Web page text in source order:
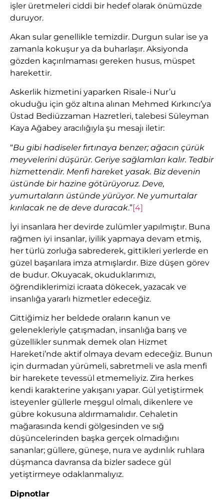
işler üretmeleri ciddi bir hedef olarak önümüzde
duruyor.
Akan sular genellikle temizdir. Durgun sular ise ya
zamanla kokuşur ya da buharlaşır. Aksiyonda
gözden kaçırılmaması gereken husus, müspet
harekettir.
Askerlik hizmetini yaparken Risale-i Nur’u
okuduğu için göz altına alınan Mehmed Kırkıncı’ya
Üstad Bediüzzaman Hazretleri, talebesi Süleyman
Kaya Ağabey aracılığıyla şu mesajı iletir:
“Bu gibi hadiseler fırtınaya benzer; ağacın çürük
meyvelerini düşürür. Geriye sağlamları kalır. Tedbir
hizmettendir. Menfi hareket yasak. Biz devenin
üstünde bir hazine götürüyoruz. Deve,
yumurtaların üstünde yürüyor. Ne yumurtalar
kırılacak ne de deve duracak.”[4]
İyi insanlara her devirde zulümler yapılmıştır. Buna
rağmen iyi insanlar, iyilik yapmaya devam etmiş,
her türlü zorluğa sabrederek, gittikleri yerlerde en
güzel başarılara imza atmışlardır. Bize düşen görev
de budur. Okuyacak, okuduklarımızı,
öğrendiklerimizi icraata dökecek, yazacak ve
insanlığa yararlı hizmetler edeceğiz.
Gittiğimiz her beldede oraların kanun ve
gelenekleriyle çatışmadan, insanlığa barış ve
güzellikler sunmak demek olan Hizmet
Hareketi’nde aktif olmaya devam edeceğiz. Bunun
için durmadan yürümeli, sabretmeli ve asla menfi
bir harekete tevessül etmemeliyiz. Zira herkes
kendi karakterine yakışanı yapar. Gül yetiştirmek
isteyenler güllerle meşgul olmalı, dikenlere ve
gübre kokusuna aldırmamalıdır. Cehaletin
mağarasında kendi gölgesinden ve sığ
düşüncelerinden başka gerçek olmadığını
sananlar; güllere, güneşe, nura ve aydınlık ruhlara
düşmanca davransa da bizler sadece gül
yetiştirmeye odaklanmalıyız.
Dipnotlar